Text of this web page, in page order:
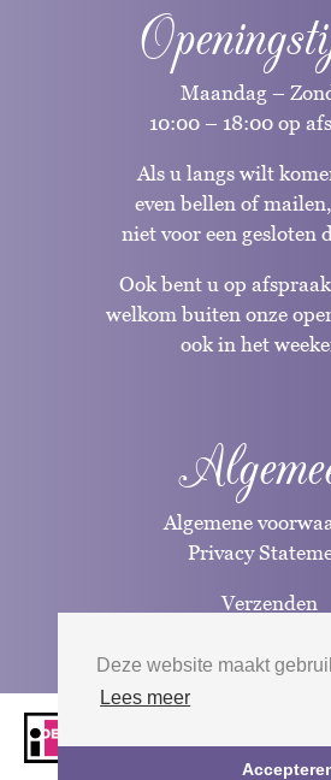
Deze website maakt
Lees meer
Maandag –
10:00 – 18:00 op
Als u langs wilt
even bellen of
niet voor een gesloten
Ook bent u op
welkom buiten onze
ook in het
Algemene
Privacy
Verzenden